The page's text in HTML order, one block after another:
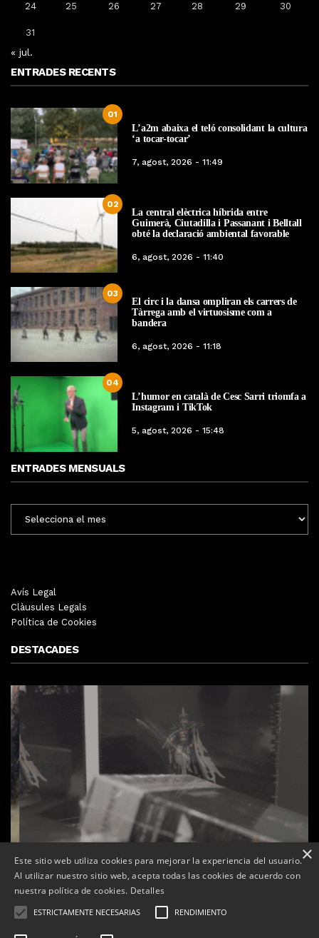
24 25 26 27 28 29 30
31
« jul.
ENTRADES RECENTS
01
L’a2m abaixa el teló consolidant la cultura
‘a tocar-tocar’
7, agost, 2026 - 11:49
02
La central elèctrica híbrida entre
Guimerà, Ciutadilla i Passanant i Belltall
obté la declaració ambiental favorable
6, agost, 2026 - 11:40
03
El circ i la dansa ompliran els carrers de
Tàrrega amb el virtuosisme com a
bandera
6, agost, 2026 - 11:18
04
L’humor en català de Cesc Sarri triomfa a
Instagram i TikTok
5, agost, 2026 - 15:48
ENTRADES MENSUALS
MENSUALS
Avís Legal
Clàusules Legals
Política de Cookies
DESTACADES
×
Este sitio web utiliza cookies para mejorar la experiencia del usuario.
Al utilizar nuestro sitio web, acepta todas las cookies de acuerdo con
nuestra política de cookies. Detalles
ESTRICTAMENTE NECESARIAS RENDIMIENTO